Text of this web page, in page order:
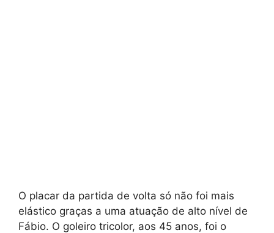
O placar da partida de volta só não foi mais
elástico graças a uma atuação de alto nível de
Fábio. O goleiro tricolor, aos 45 anos, foi o